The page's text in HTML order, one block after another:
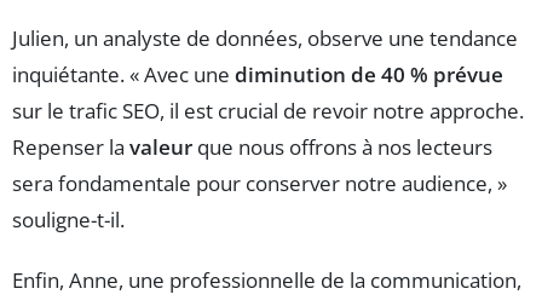
Julien, un analyste de données, observe une tendance
inquiétante. « Avec une diminution de 40 % prévue
sur le trafic SEO, il est crucial de revoir notre approche.
Repenser la valeur que nous offrons à nos lecteurs
sera fondamentale pour conserver notre audience, »
souligne-t-il.
Enfin, Anne, une professionnelle de la communication,